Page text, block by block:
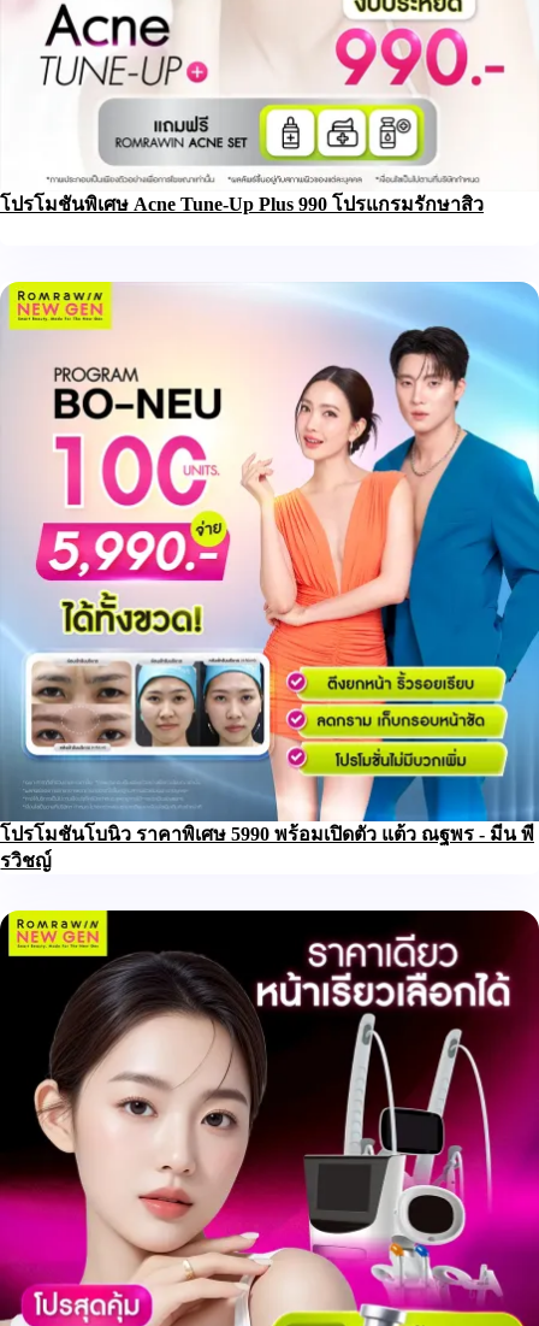
โปรโมชันพิเศษ Acne Tune-Up Plus 990 โปรแกรมรักษาสิว
โปรโมชันโบนิว ราคาพิเศษ 5990 พร้อมเปิดตัว แต้ว ณฐพร - มีน พี
รวิชญ์